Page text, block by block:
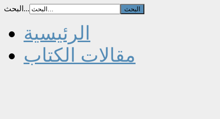
البحث...
الرئيسية
مقالات الكتاب